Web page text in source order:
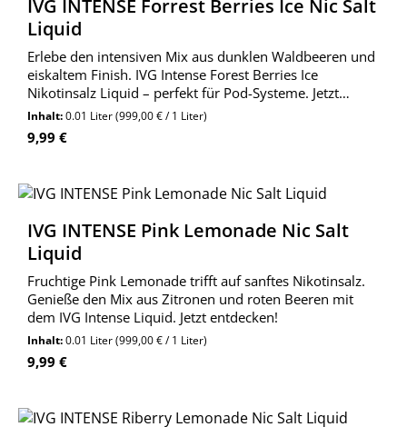
IVG INTENSE Forrest Berries Ice Nic Salt
Liquid
Erlebe den intensiven Mix aus dunklen Waldbeeren und
eiskaltem Finish. IVG Intense Forest Berries Ice
Nikotinsalz Liquid – perfekt für Pod-Systeme. Jetzt
bestellen!
Inhalt:0.01 Liter(999,00 € / 1 Liter)
Regulärer Preis:
9,99 €
IVG INTENSE Pink Lemonade Nic Salt
Liquid
Fruchtige Pink Lemonade trifft auf sanftes Nikotinsalz.
Genieße den Mix aus Zitronen und roten Beeren mit
dem IVG Intense Liquid. Jetzt entdecken!
Inhalt:0.01 Liter(999,00 € / 1 Liter)
Regulärer Preis:
9,99 €